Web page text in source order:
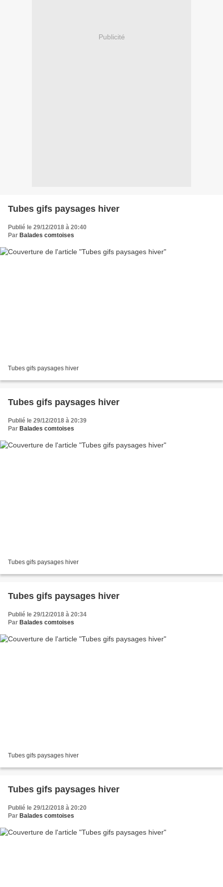
Publicité
Tubes gifs paysages hiver
Publié le 29/12/2018 à 20:40
Par Balades comtoises
Tubes gifs paysages hiver
Tubes gifs paysages hiver
Publié le 29/12/2018 à 20:39
Par Balades comtoises
Tubes gifs paysages hiver
Tubes gifs paysages hiver
Publié le 29/12/2018 à 20:34
Par Balades comtoises
Tubes gifs paysages hiver
Tubes gifs paysages hiver
Publié le 29/12/2018 à 20:20
Par Balades comtoises